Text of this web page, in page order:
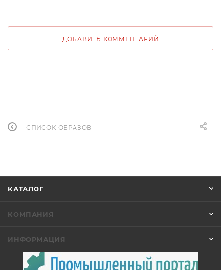
ДОБАВИТЬ КОММЕНТАРИЙ
СПИСОК ОБРАЗОВ
КАТАЛОГ
КОМПАНИЯ
ИНФОРМАЦИЯ